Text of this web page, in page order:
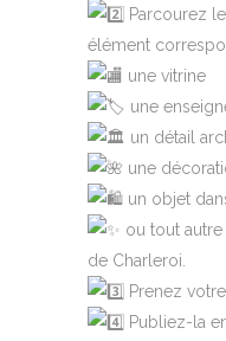
Parcourez
élément
une vitrine
une
un détail
une
un objet
ou tout autre
de Charleroi.
Prenez
Publiez-la